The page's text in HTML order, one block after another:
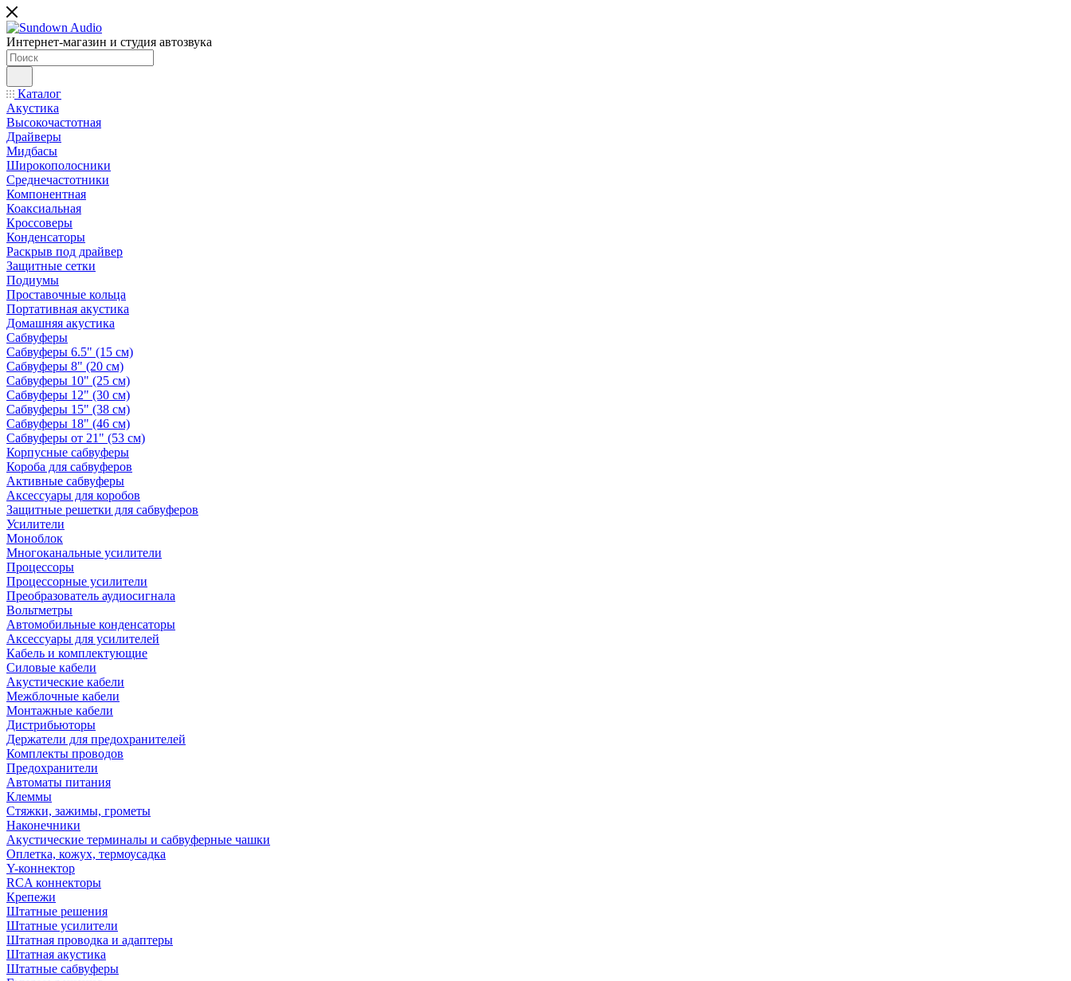
Интернет-магазин и студия автозвука
Каталог
Акустика
Высокочастотная
Драйверы
Мидбасы
Широкополосники
Среднечастотники
Компонентная
Коаксиальная
Кроссоверы
Конденсаторы
Раскрыв под драйвер
Защитные сетки
Подиумы
Проставочные кольца
Портативная акустика
Домашняя акустика
Сабвуферы
Сабвуферы 6.5" (15 см)
Сабвуферы 8" (20 см)
Сабвуферы 10" (25 см)
Сабвуферы 12" (30 см)
Сабвуферы 15" (38 см)
Сабвуферы 18" (46 см)
Сабвуферы от 21" (53 см)
Корпусные сабвуферы
Короба для сабвуферов
Активные сабвуферы
Аксессуары для коробов
Защитные решетки для сабвуферов
Усилители
Моноблок
Многоканальные усилители
Процессоры
Процессорные усилители
Преобразователь аудиосигнала
Вольтметры
Автомобильные конденсаторы
Аксессуары для усилителей
Кабель и комплектующие
Силовые кабели
Акустические кабели
Межблочные кабели
Монтажные кабели
Дистрибьюторы
Держатели для предохранителей
Комплекты проводов
Предохранители
Автоматы питания
Клеммы
Стяжки, зажимы, грометы
Наконечники
Акустические терминалы и сабвуферные чашки
Оплетка, кожух, термоусадка
Y-коннектор
RCA коннекторы
Крепежи
Штатные решения
Штатные усилители
Штатная проводка и адаптеры
Штатная акустика
Штатные сабвуферы